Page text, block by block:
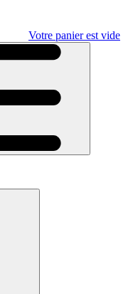
Votre panier est vide